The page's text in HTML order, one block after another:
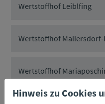
Wertstoffhof Leiblfing
Wertstoffhof
Wertstoffhof
Hinweis zu Cookies